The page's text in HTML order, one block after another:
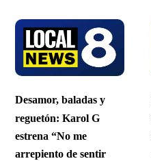
Desamor, baladas y
reguetón: Karol G
estrena “No me
arrepiento de sentir